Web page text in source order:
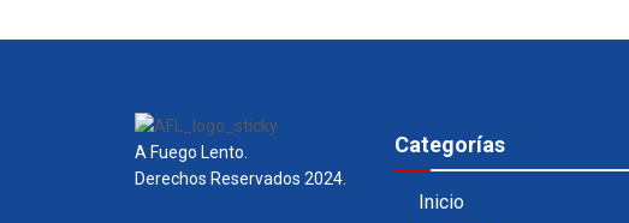
A Fuego Lento.
Derechos Reservados 2024.
Categorías
Inicio